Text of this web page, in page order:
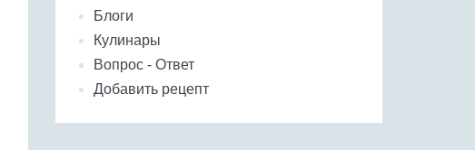
Блоги
Кулинары
Вопрос - Ответ
Добавить рецепт